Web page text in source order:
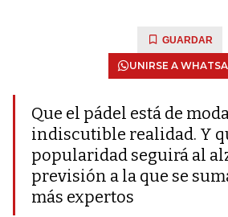
GUARDAR
UNIRSE A
Que el pádel está de
indiscutible realidad. Y
popularidad seguirá al
previsión a la que se
más expertos